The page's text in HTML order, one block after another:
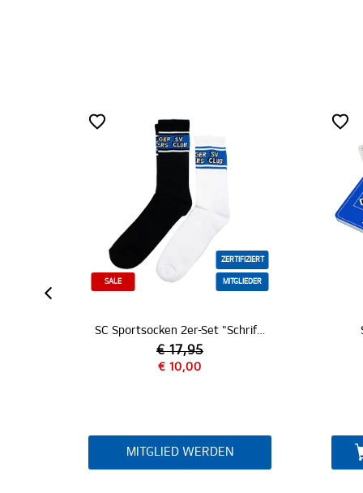
ZERTIFIZIERT
MITGLIEDER
SC Sportsocken 2er-Set "Schriftzug"
MITGLIED WERDEN
Skatspiel "Nur
IN DEN